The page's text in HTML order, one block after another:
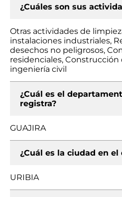
¿Cuáles son sus
Otras actividades de
instalaciones industriales,
desechos no peligrosos,
residenciales, Construcción
ingeniería civil
¿Cuál es el
registra?
GUAJIRA
¿Cuál es la ciudad en el
URIBIA